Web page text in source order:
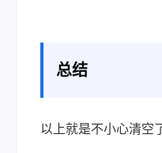
总结
以上就是不小心清空